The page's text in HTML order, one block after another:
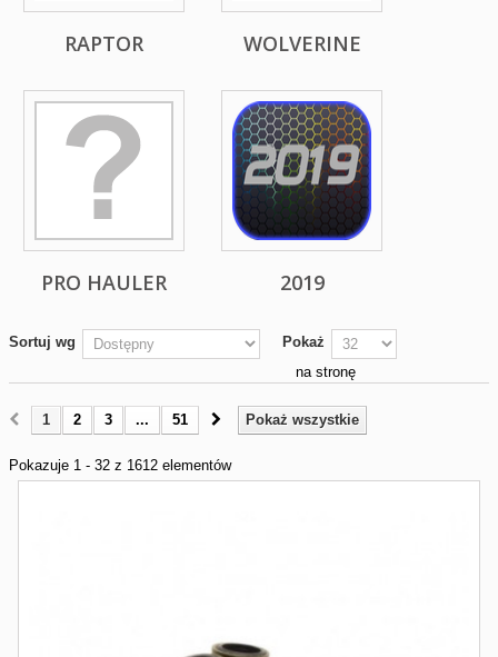
RAPTOR WOLVERINE
PRO HAULER 2019
Sortuj wg
Pokaż
na stronę
Pokaż wszystkie
1 2 3 ... 51
Pokazuje 1 - 32 z 1612 elementów